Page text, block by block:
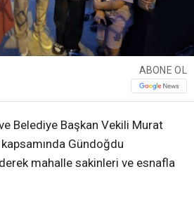
ABONE OL
Belediye Başkan Vekili Murat
Gündoğdu
mahalle sakinleri ve esnafla